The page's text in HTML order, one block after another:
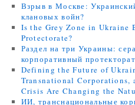
Взрыв в Москве:
клановых войн?
Is the Grey Zone in Ukraine
Protectorate?
Раздел на три Украины:
корпоративный
Defining the Future of
Transnational Corporations,
Crisis Are Changing the
ИИ, транснациональные